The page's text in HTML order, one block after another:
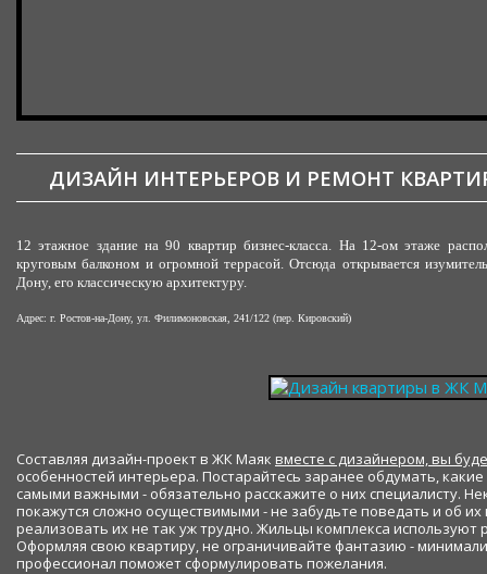
ДИЗАЙН ИНТЕРЬЕРОВ И РЕМОНТ
12 этажное здание на 90 квартир бизнес-класса. На 12-ом этаже
круговым балконом и огромной террасой. Отсюда открывается
Дону, его классическую архитектуру.
Адрес: г. Ростов-на-Дону, ул. Филимоновская, 241/122 (пер. Кировский)
Составляя дизайн-проект в ЖК Маяк вместе с дизайнером, вы
особенностей интерьера. Постарайтесь заранее обдумать,
самыми важными - обязательно расскажите о них специалисту.
покажутся сложно осуществимыми - не забудьте поведать и об
реализовать их не так уж трудно. Жильцы комплекса используют
Оформляя свою квартиру, не ограничивайте фантазию -
профессионал поможет сформулировать пожелания.